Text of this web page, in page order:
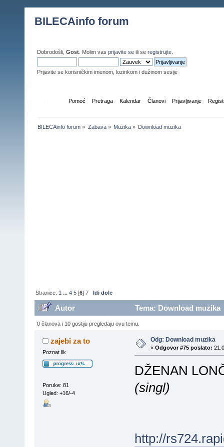
BILECAinfo forum
Dobrodošli, Gost . Molim vas prijavite se ili se registrujte
Prijavite se korisničkim imenom, lozinkom i dužinom sesije
Pomoć Pretraga Kalendar Članovi Prijavljivanje
BILECAinfo forum » Zabava» Muzika» Download muzika
Stranice: 1 ...4 5 [6]7 Idi dole
Autor Tema: Download
0 članova i 10 gostiju pregledaju ovu temu.
zajebi za to
Poznat lik
Poruke: 81
Ugled: +16/-4
Odg: Download muzika
« Odgovor #75 poslato:
DŽENAN
(singl)
http://